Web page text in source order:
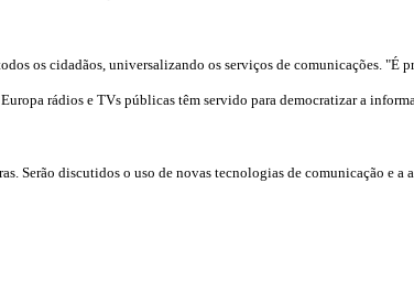
os cidadãos, universalizando os serviços de comunicações. "É
rádios e TVs públicas têm servido para democratizar a
Serão discutidos o uso de novas tecnologias de comunicação e a